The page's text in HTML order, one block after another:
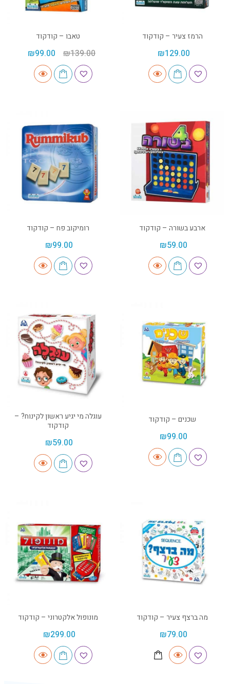
הרמז צעיר – קודקוד
₪129.00
טאבו – קודקוד
₪139.00
₪99.00
ארבע בשורה – קודקוד
₪59.00
רומיקוב פח – קודקוד
₪99.00
שכנים – קודקוד
₪99.00
עוגלה מי יגיע ראשון לקינוח? –
קודקוד
₪59.00
מה ברצף צעיר – קודקוד
₪79.00
מונופול אלקטרוני – קודקוד
₪299.00